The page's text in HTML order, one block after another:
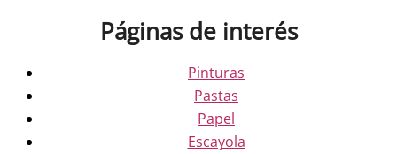
Páginas de interés
Pinturas
Pastas
Papel
Escayola